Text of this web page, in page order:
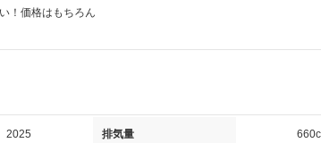
！価格はもちろん
2025 排気量